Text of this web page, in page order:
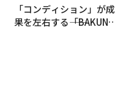
「コンディション」が成
果を左右する――「BAKUN